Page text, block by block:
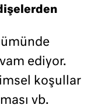
ediyor.
koşullar
vb.